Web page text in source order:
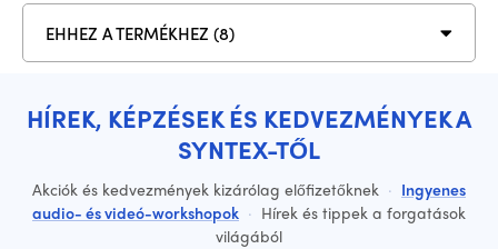
EHHEZ A TERMÉKHEZ (8)
HÍREK, KÉPZÉSEK ÉS KEDVEZMÉNYEK A
SYNTEX-TŐL
Akciók és kedvezmények kizárólag előfizetőknek · Ingyenes
audio- és videó-workshopok · Hírek és tippek a forgatások
világából